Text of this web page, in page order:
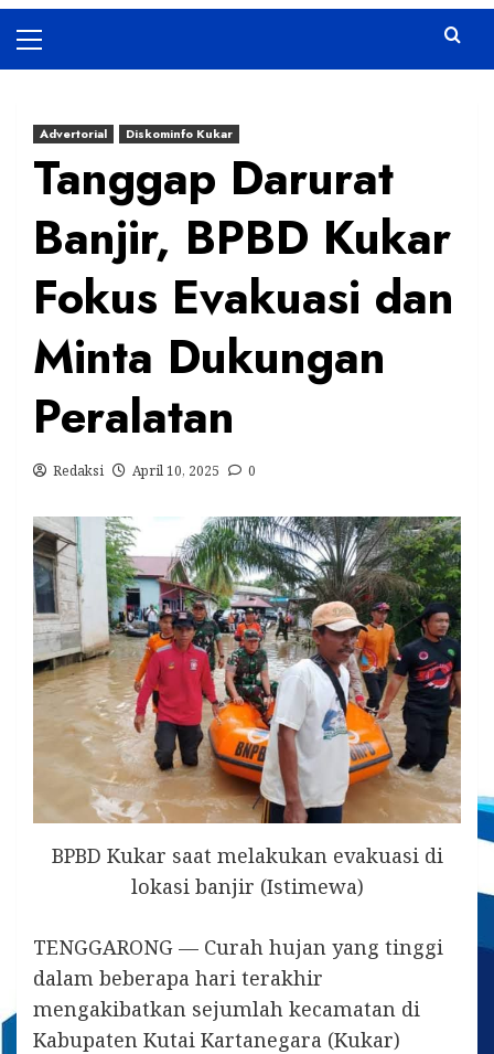
Menu
Advertorial Diskominfo Kukar
Tanggap Darurat
Banjir, BPBD Kukar
Fokus Evakuasi dan
Minta Dukungan
Peralatan
Redaksi April 10, 2025 0
BPBD Kukar saat melakukan evakuasi di
lokasi banjir (Istimewa)
TENGGARONG — Curah hujan yang tinggi
dalam beberapa hari terakhir
mengakibatkan sejumlah kecamatan di
Kabupaten Kutai Kartanegara (Kukar)